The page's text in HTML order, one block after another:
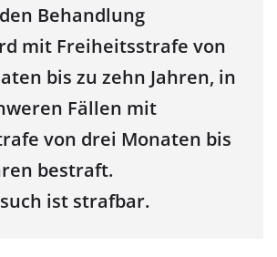
Behandlung
mit Freiheitsstrafe von
bis zu zehn Jahren, in
Fällen mit
von drei Monaten bis
bestraft.
ist strafbar.